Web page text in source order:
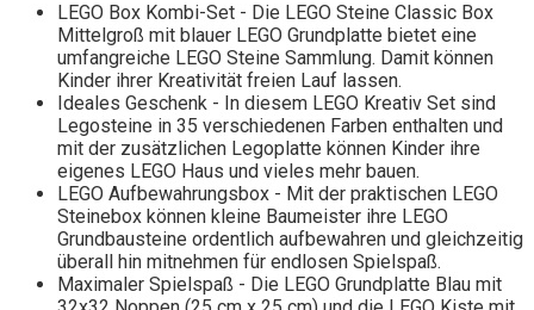
LEGO Box Kombi-Set - Die LEGO Steine Classic Box
Mittelgroß mit blauer LEGO Grundplatte bietet eine
umfangreiche LEGO Steine Sammlung. Damit können
Kinder ihrer Kreativität freien Lauf lassen.
Ideales Geschenk - In diesem LEGO Kreativ Set sind
Legosteine in 35 verschiedenen Farben enthalten und
mit der zusätzlichen Legoplatte können Kinder ihre
eigenes LEGO Haus und vieles mehr bauen.
LEGO Aufbewahrungsbox - Mit der praktischen LEGO
Steinebox können kleine Baumeister ihre LEGO
Grundbausteine ordentlich aufbewahren und gleichzeitig
überall hin mitnehmen für endlosen Spielspaß.
Maximaler Spielspaß - Die LEGO Grundplatte Blau mit